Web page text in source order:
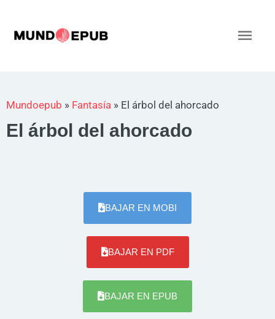
contenido
Mundoepub » Fantasía » El árbol del ahorcado
El árbol del ahorcado
BAJAR EN MOBI
BAJAR EN PDF
BAJAR EN EPUB